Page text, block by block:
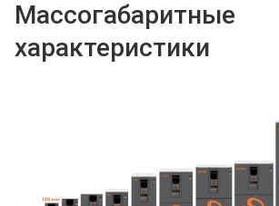
Массогабаритные
характеристики